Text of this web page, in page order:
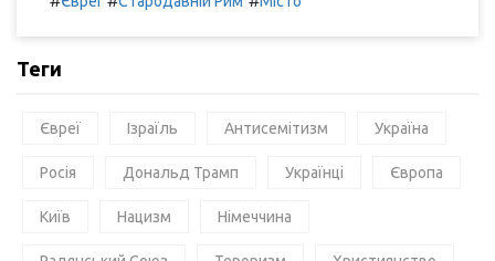
Теги
Євреї Ізраїль Антисемітизм Україна
Росія Дональд Трамп Українці Європа
Київ Нацизм Німеччина